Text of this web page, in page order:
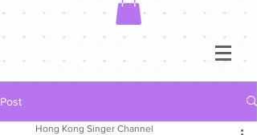
Post
Hong Kong Singer Channel